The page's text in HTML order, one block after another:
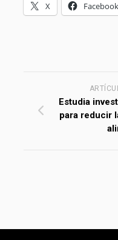
X Facebook
Estudia
para reducir